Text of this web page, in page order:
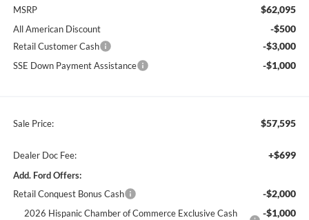
MSRP $62,095
All American Discount -$500
Retail Customer Cash -$3,000
SSE Down Payment Assistance -$1,000
Sale Price: $57,595
Dealer Doc Fee: +$699
Add. Ford Offers:
Retail Conquest Bonus Cash
-$2,000
2026 Hispanic Chamber of Commerce Exclusive Cash
-$1,000